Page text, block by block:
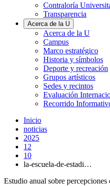
Contraloría
Transparencia
Acerca de la U
Acerca de la U
Campus
Marco estratégico
Historia y símbolos
Deporte y recreación
Grupos artísticos
Sedes y recintos
Evaluación
Recorrido
Inicio
noticias
2025
12
10
la-escuela-de-estadi…
Estudio anual sobre percepciones